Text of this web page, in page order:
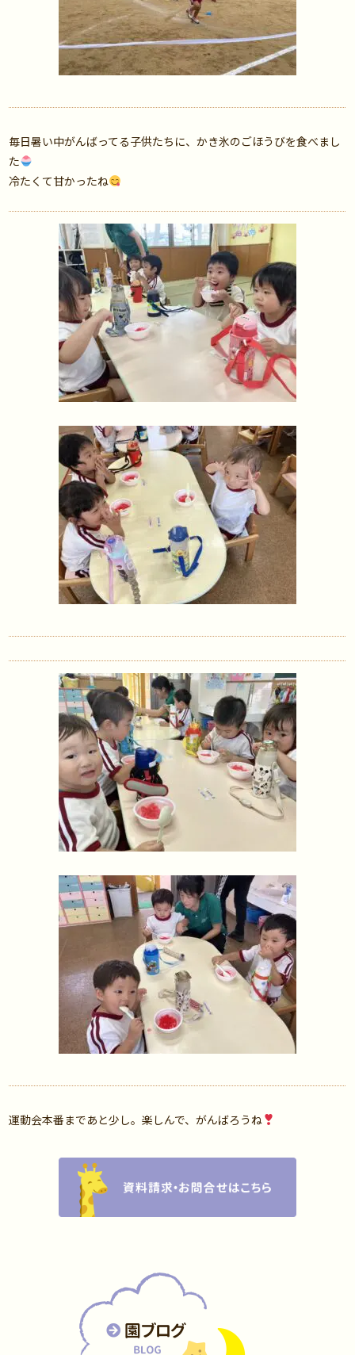
毎日暑い中がんばってる子供たちに、かき氷のごほうびを食べまし
た
冷たくて甘かったね
運動会本番まであと少し。楽しんで、がんばろうね